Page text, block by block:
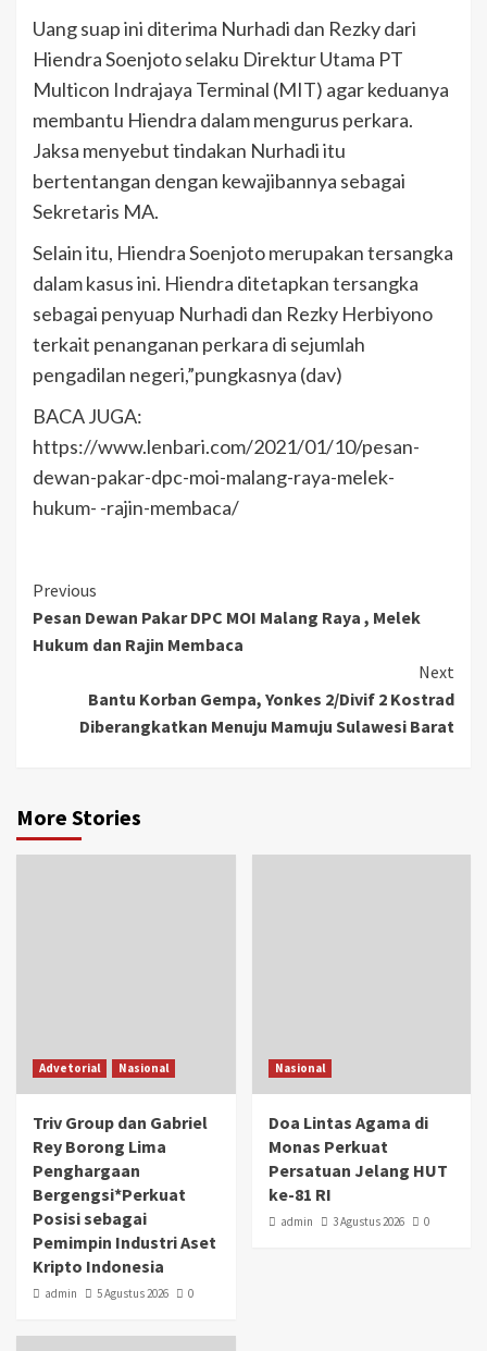
Uang suap ini diterima Nurhadi dan Rezky dari
Hiendra Soenjoto selaku Direktur Utama PT
Multicon Indrajaya Terminal (MIT) agar keduanya
membantu Hiendra dalam mengurus perkara.
Jaksa menyebut tindakan Nurhadi itu
bertentangan dengan kewajibannya sebagai
Sekretaris MA.
Selain itu, Hiendra Soenjoto merupakan tersangka
dalam kasus ini. Hiendra ditetapkan tersangka
sebagai penyuap Nurhadi dan Rezky Herbiyono
terkait penanganan perkara di sejumlah
pengadilan negeri,”pungkasnya (dav)
BACA JUGA:
https://www.lenbari.com/2021/01/10/pesan-
dewan-pakar-dpc-moi-malang-raya-melek-
hukum- -rajin-membaca/
Previous
Pesan Dewan Pakar DPC MOI Malang Raya , Melek
Hukum dan Rajin Membaca
Next
Bantu Korban Gempa, Yonkes 2/Divif 2 Kostrad
Diberangkatkan Menuju Mamuju Sulawesi Barat
More Stories
Advetorial Nasional
Triv Group dan Gabriel
Rey Borong Lima
Penghargaan
Bergengsi*Perkuat
Posisi sebagai
Pemimpin Industri Aset
Kripto Indonesia
admin 5 Agustus 2026 0
Nasional
Doa Lintas Agama di
Monas Perkuat
Persatuan Jelang HUT
ke-81 RI
admin 3 Agustus 2026 0